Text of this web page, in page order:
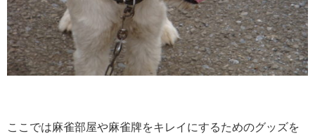
ここでは麻雀部屋や麻雀牌をキレイにするためのグッズを